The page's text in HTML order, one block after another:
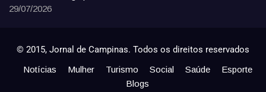
29/07/2026
© 2015, Jornal de Campinas. Todos os direitos reservados
Notícias Mulher Turismo Social Saúde
Esporte
Blogs